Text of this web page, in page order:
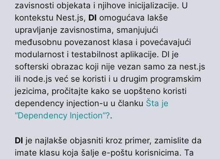
zavisnosti objekata i njihove inicijalizacije. U
kontekstu Nest.js, DI omogućava lakše
upravljanje zavisnostima, smanjujući
međusobnu povezanost klasa i povećavajući
modularnost i testabilnost aplikacije. DI je
softerski obrazac koji nije vezan samo za nest.js
ili node.js već se koristi i u drugim programskim
jezicima, pročitajte kako se uopšteno koristi
dependency injection-u u članku Šta je
“Dependency Injection”?.
DI je najlakše objasniti kroz primer, zamislite da
imate klasu koja šalje e-poštu korisnicima. Ta